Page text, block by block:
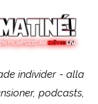
individer - alla
podcasts,